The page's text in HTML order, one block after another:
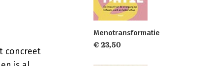
concreet
Menotransformatie
€ 23,50